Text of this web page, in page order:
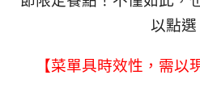
以點選
【菜單具時效性，需以